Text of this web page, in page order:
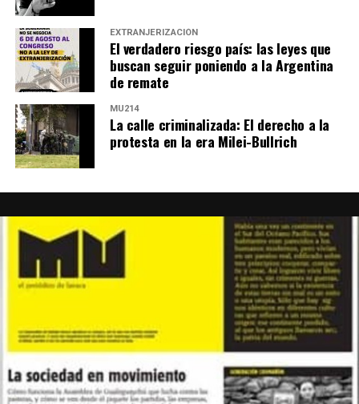
EXTRANJERIZACIÓN
El verdadero riesgo país: las leyes que
buscan seguir poniendo a la Argentina
de remate
MU214
La calle criminalizada: El derecho a la
protesta en la era Milei-Bullrich